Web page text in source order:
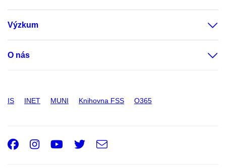
Výzkum
O nás
IS INET MUNI Knihovna FSS O365
Facebook
Instagram
Youtube
Twitter
e-